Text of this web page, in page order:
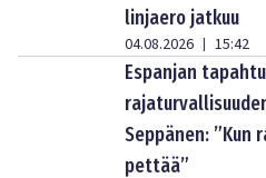
linjaero jatkuu
04.08.2026 | 15:42
Espanjan
Seppänen:
pettää”